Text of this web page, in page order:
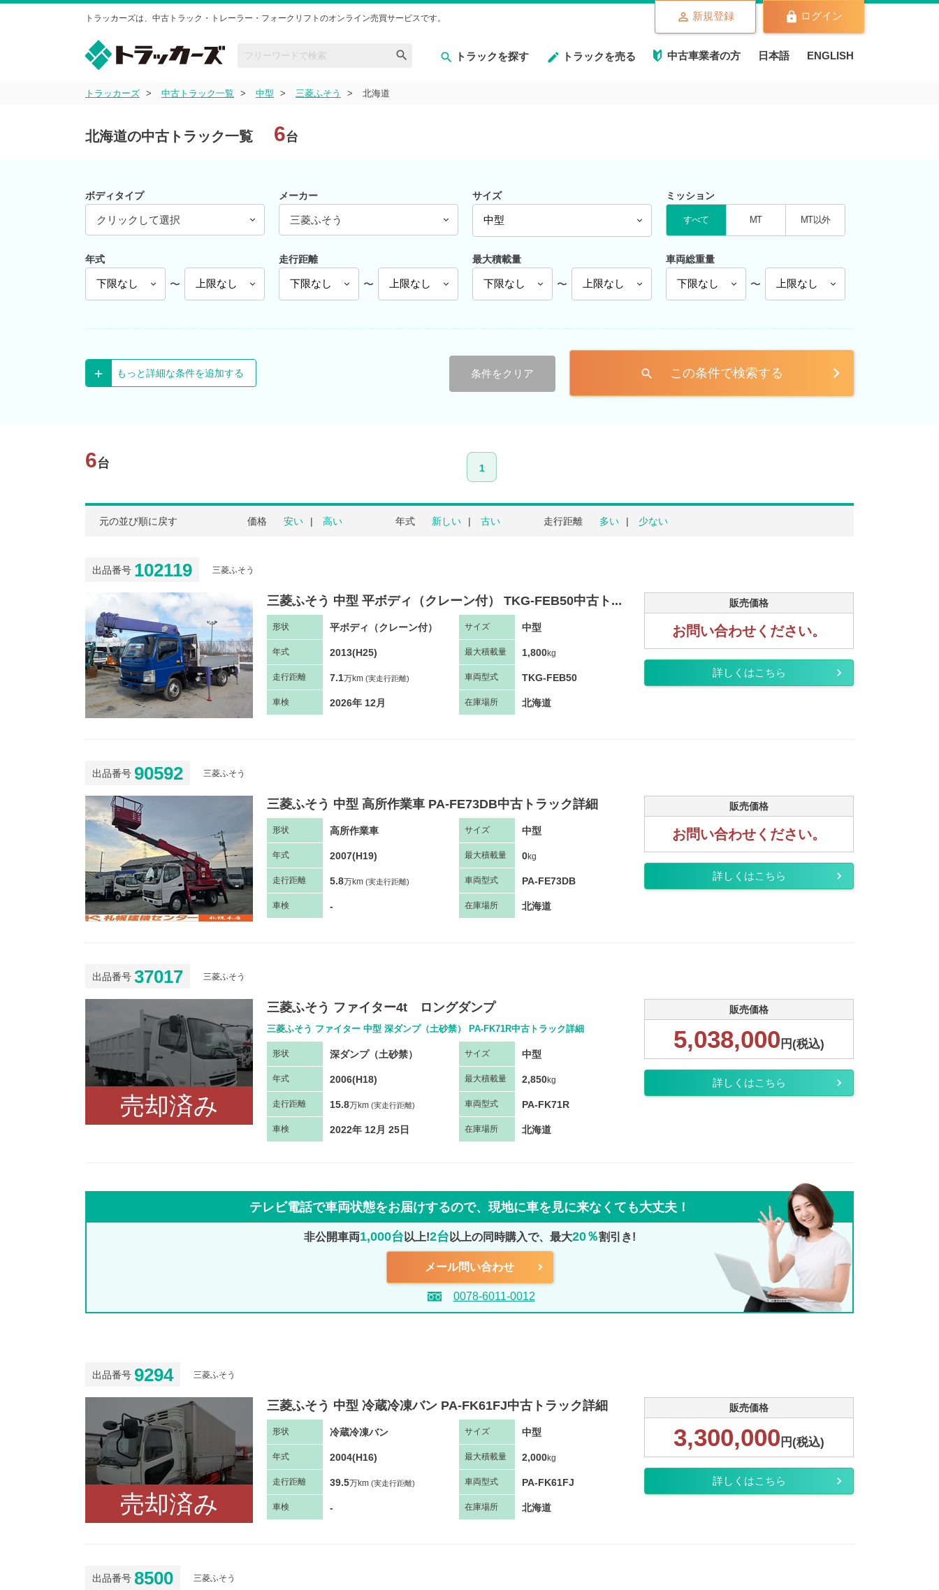
トラッカーズは、中古トラック・トレーラー・フォークリフトのオンライン売買サービスです。
トラックを探す トラックを売る 中古車業者の方 日本語 ENGLISH
新規登録 ログイン
トラッカーズ 中古トラック一覧 中型 三菱ふそう 北海道
北海道の中古トラック一覧 6台
ボディタイプ
クリックして選択
メーカー
三菱ふそう
サイズ ミッション
すべて MT MT以外
年式
〜
走行距離
〜
最大積載量
〜
車両総重量
〜
もっと詳細な条件を追加する 条件をクリア search この条件で検索する
6台 1
元の並び順に戻す 価格 安い 高い 年式 新しい 古い 走行距離 多い 少ない
出品番号 102119 三菱ふそう
三菱ふそう 中型 平ボディ（クレーン付） TKG-FEB50中古ト...
形状 平ボディ（クレーン付） サイズ 中型
年式 2013(H25) 最大積載量 1,800kg
走行距離 7.1万km (実走行距離) 車両型式 TKG-FEB50
車検 2026年 12月 在庫場所 北海道
販売価格
お問い合わせください。
詳しくはこちら
出品番号 90592 三菱ふそう
三菱ふそう 中型 高所作業車 PA-FE73DB中古トラック詳細
形状 高所作業車 サイズ 中型
年式 2007(H19) 最大積載量 0kg
走行距離 5.8万km (実走行距離) 車両型式 PA-FE73DB
車検 - 在庫場所 北海道
販売価格
お問い合わせください。
詳しくはこちら
出品番号 37017 三菱ふそう
売却済み
三菱ふそう ファイター4t ロングダンプ
三菱ふそう ファイター 中型 深ダンプ（土砂禁） PA-FK71R中古トラック詳細
形状 深ダンプ（土砂禁） サイズ 中型
年式 2006(H18) 最大積載量 2,850kg
走行距離 15.8万km (実走行距離) 車両型式 PA-FK71R
車検 2022年 12月 25日 在庫場所 北海道
販売価格
5,038,000 円(税込)
詳しくはこちら
テレビ電話で車両状態をお届けするので、 現地に車を見に来なくても大丈夫！
非公開車両1,000台 以上!2台 以上の同時購入で、最大20％割引き!
メール問い合わせ
0078-6011-0012
出品番号 9294 三菱ふそう
売却済み
三菱ふそう 中型 冷蔵冷凍バン PA-FK61FJ中古トラック詳細
形状 冷蔵冷凍バン サイズ 中型
年式 2004(H16) 最大積載量 2,000kg
走行距離 39.5万km (実走行距離) 車両型式 PA-FK61FJ
車検 - 在庫場所 北海道
販売価格
3,300,000 円(税込)
詳しくはこちら
出品番号 8500 三菱ふそう